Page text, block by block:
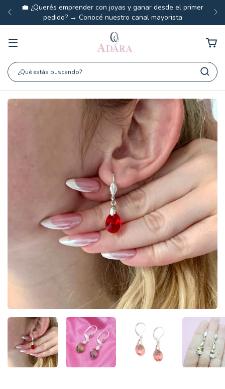
💼 ¿Querés emprender con joyas y ganar desde el primer
pedido? → Conocé nuestro canal mayorista